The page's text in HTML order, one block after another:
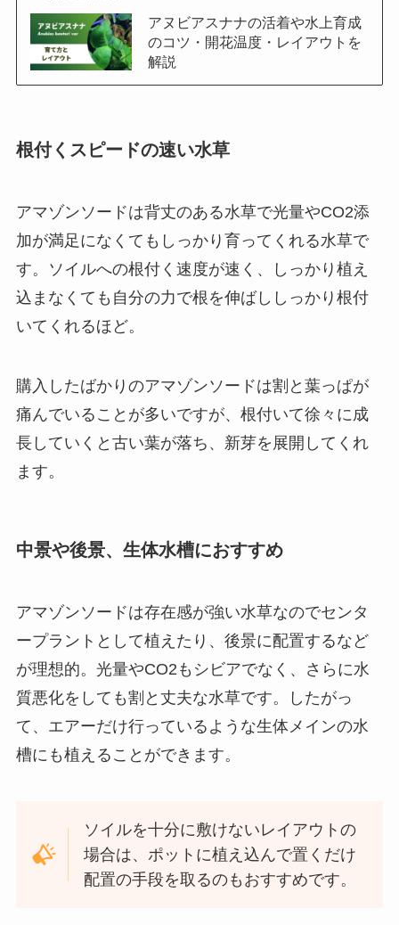
アヌビアスナナの活着や水上育成
のコツ・開花温度・レイアウトを
解説
根付くスピードの速い水草
アマゾンソードは背丈のある水草で光量やCO2添
加が満足になくてもしっかり育ってくれる水草で
す。ソイルへの根付く速度が速く、しっかり植え
込まなくても自分の力で根を伸ばししっかり根付
いてくれるほど。
購入したばかりのアマゾンソードは割と葉っぱが
痛んでいることが多いですが、根付いて徐々に成
長していくと古い葉が落ち、新芽を展開してくれ
ます。
中景や後景、生体水槽におすすめ
アマゾンソードは存在感が強い水草なのでセンタ
ープラントとして植えたり、後景に配置するなど
が理想的。光量やCO2もシビアでなく、さらに水
質悪化をしても割と丈夫な水草です。したがっ
て、エアーだけ行っているような生体メインの水
槽にも植えることができます。
ソイルを十分に敷けないレイアウトの
場合は、ポットに植え込んで置くだけ
配置の手段を取るのもおすすめです。